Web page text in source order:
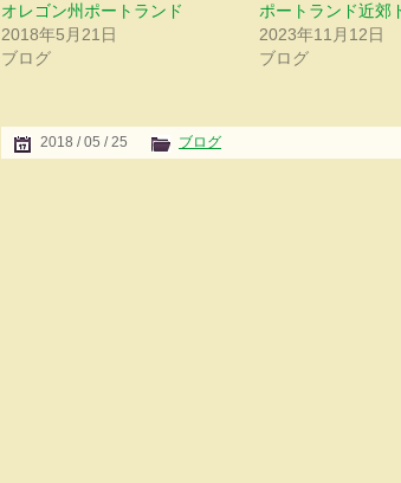
オレゴン州ポートランド
2018年5月21日
ブログ
ポートランド近郊
2023年11月12日
ブログ
2018 / 05 / 25 ブログ